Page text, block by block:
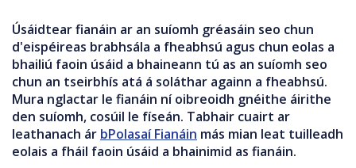
Úsáidtear fianáin ar an suíomh gréasáin seo chun
d'eispéireas brabhsála a fheabhsú agus chun eolas a
bhailiú faoin úsáid a bhaineann tú as an suíomh seo
chun an tseirbhís atá á soláthar againn a fheabhsú.
Mura nglactar le fianáin ní oibreoidh gnéithe áirithe
den suíomh, cosúil le físeán. Tabhair cuairt ar
leathanach ár bPolasaí Fianáin más mian leat tuilleadh
eolais a fháil faoin úsáid a bhainimid as fianáin.